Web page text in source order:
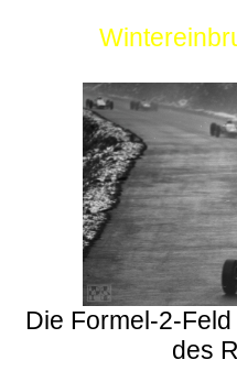
Die Formel-2-
des